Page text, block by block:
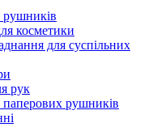
рушників
косметики
для суспільних
рук
паперових рушників